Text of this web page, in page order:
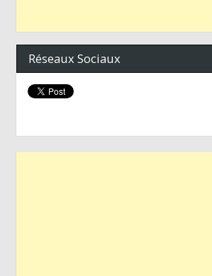
Réseaux Sociaux